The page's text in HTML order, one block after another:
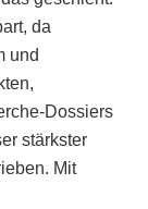
da
und
Dossiers
stärkster
Mit